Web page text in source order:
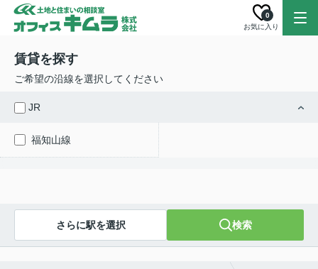
お気に入り
0
賃貸を探す
ご希望の沿線を選択してください
JR
福知山線
さらに駅を選択 検索